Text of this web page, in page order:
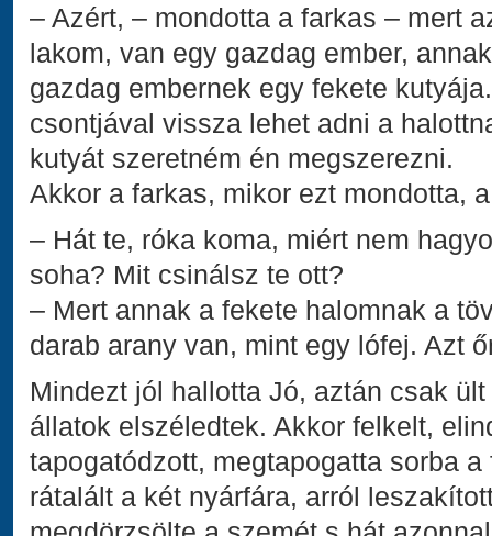
– Azért, – mondotta a farkas – mert
lakom, van egy gazdag ember,
gazdag embernek egy fekete
csontjával vissza lehet adni a
kutyát szeretném én megszerezni.
Akkor a farkas, mikor ezt mondotta,
– Hát te, róka koma, miért nem
soha? Mit csinálsz te ott?
– Mert annak a fekete halomnak a
darab arany van, mint egy lófej. Azt
Mindezt jól hallotta Jó, aztán csak
állatok elszéledtek. Akkor felkelt,
tapogatódzott, megtapogatta sorba
rátalált a két nyárfára, arról